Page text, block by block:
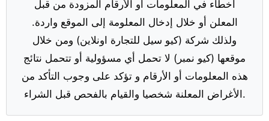
أخطاء في المعلومات أو الأرقام المزودة من قبل
المعلن أو خلال إدخال المعلومة إلى الموقع واردة.
ولذلك شركة (كيو سيل للتجارة اونلاين) ومن خلال
موقعها (كيو نمبر) لا تحمل أي مسؤولية أو تتحمل نتائج
هذه المعلومات أو الأرقام و تؤكد على وجوب التأكد من
الأغراض المعلنة شخصيا والقيام بالفحص قبل الشراء.